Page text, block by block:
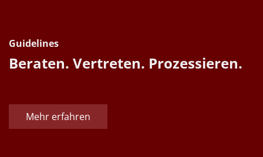
Guidelines
Beraten. Vertreten. Prozessieren.
Mehr erfahren